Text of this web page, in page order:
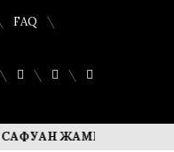
FAQ
ЖАМПЕИСОВ: «МЫ